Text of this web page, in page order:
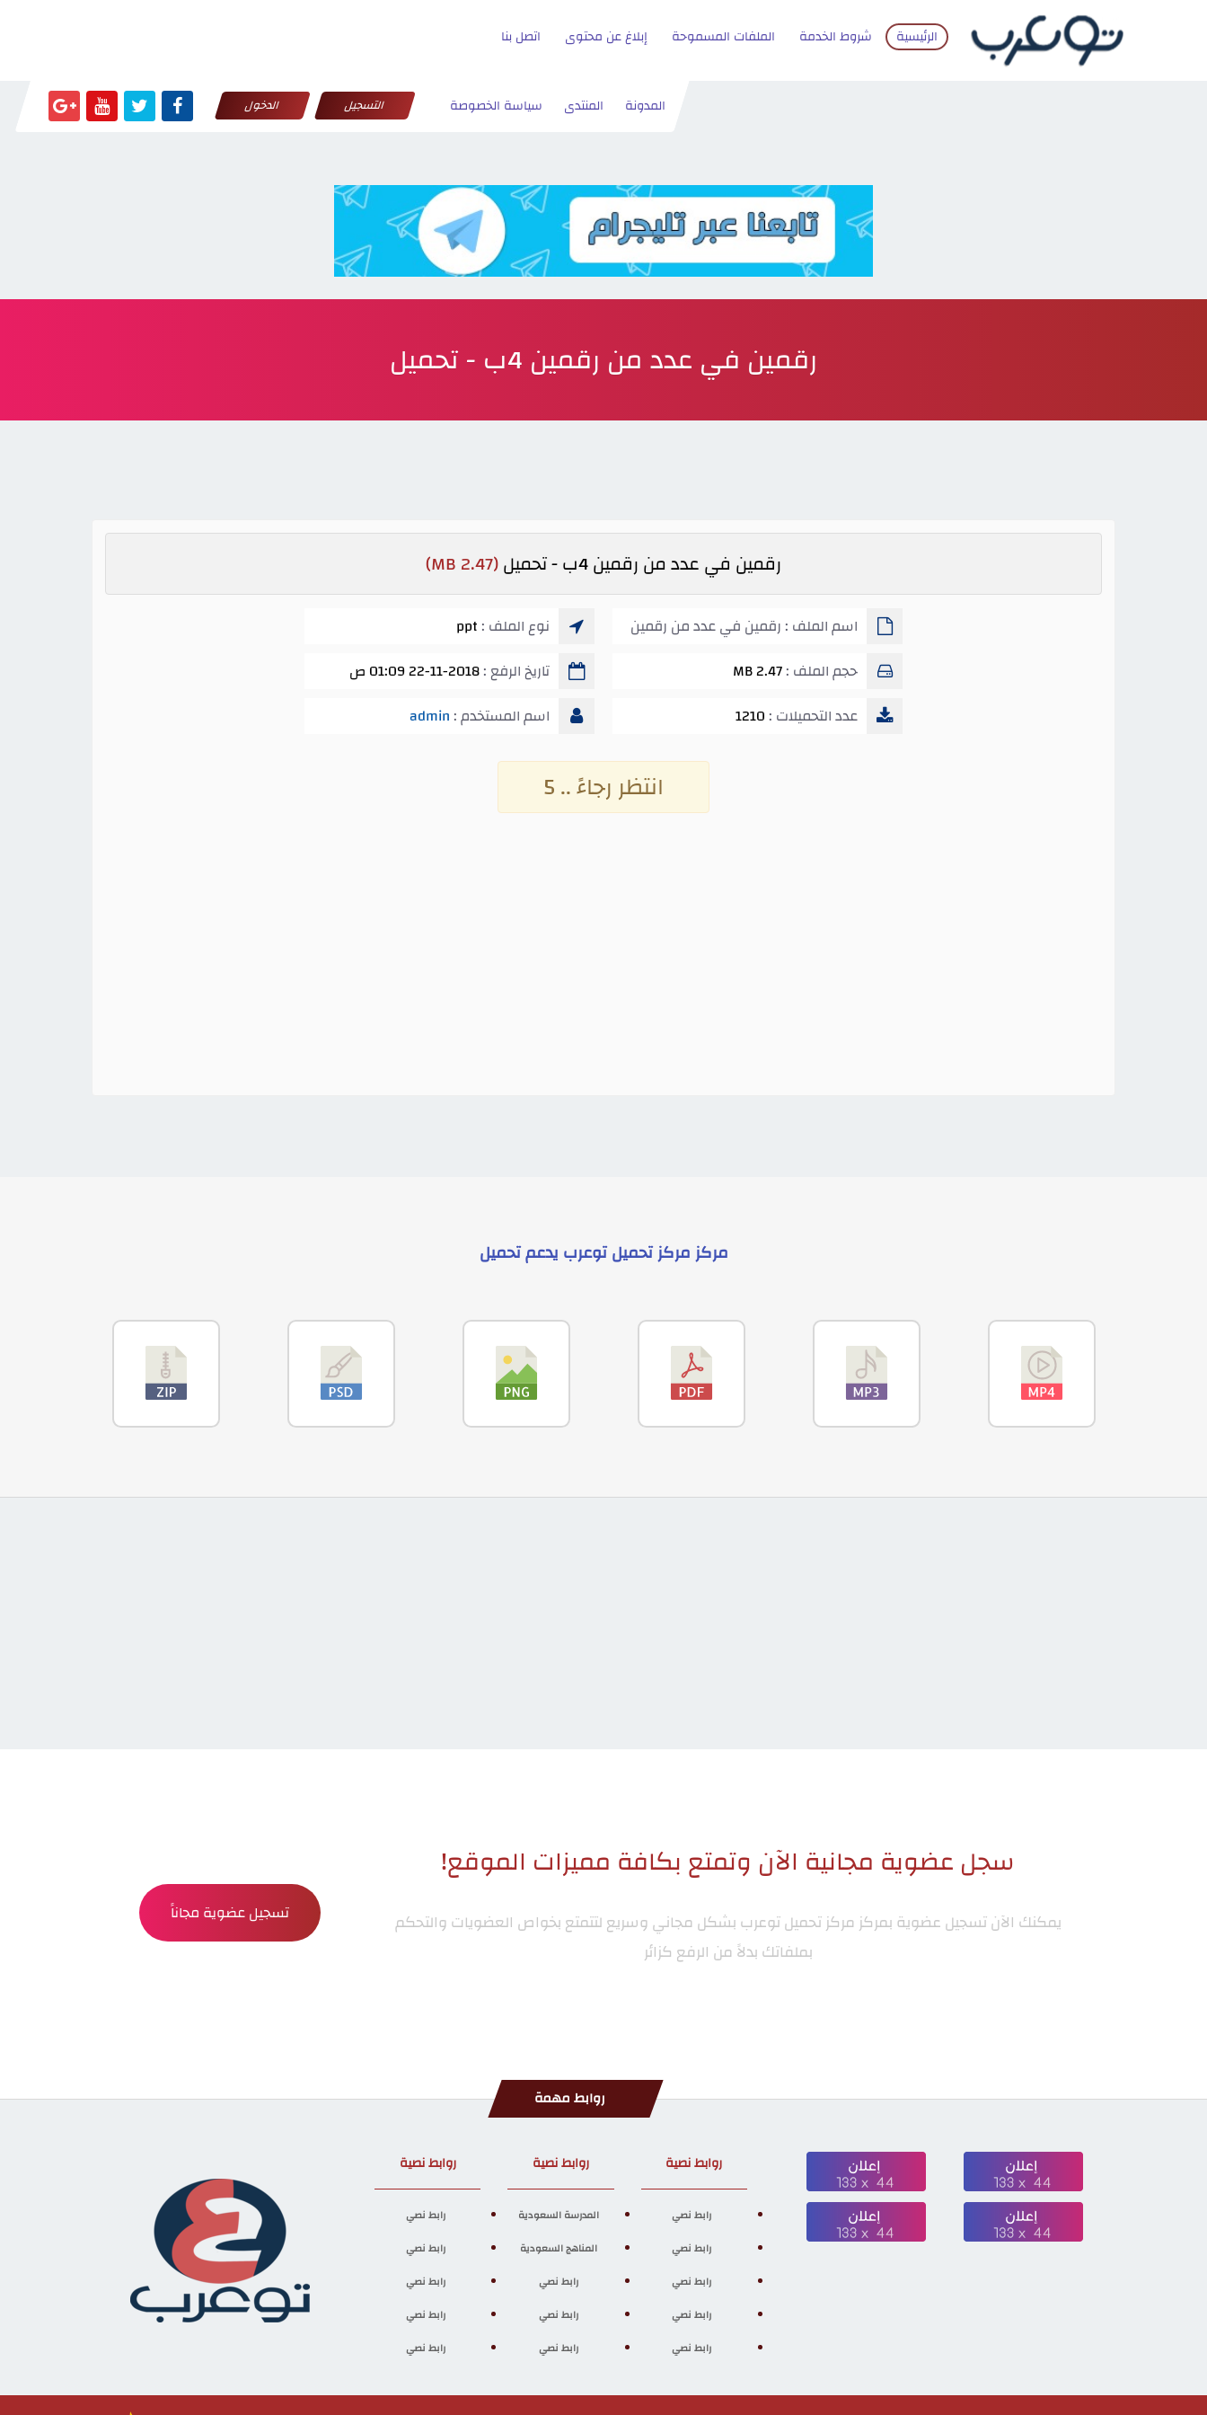
الرئيسية شروط الخدمة الملفات المسموحة إبلاغ عن محتوى اتصل بنا
المدونة المنتدى سياسة الخصوصة التسجيل الدخول
رقمين في عدد من رقمين 4ب - تحميل
رقمين في عدد من رقمين 4ب - تحميل (2.47 MB)
اسم الملف : رقمين في عدد من رقمين
نوع الملف : ppt
حجم الملف :2.47 MB تاريخ الرفع :22-11-2018 01:09 ص
عدد التحميلات : 1210 اسم المستخدم : admin
انتظر رجاءً .. 5
مركزمركز تحميل توعرب يدعمتحميل
سجل عضوية مجانية الآن وتمتع بكافة مميزات الموقع!
يمكنك الآن تسجيل عضوية بمركزمركز تحميل توعرببشكل مجاني وسريع لتتمتع بخواص العضويات والتحكم
بملفاتك بدلاً من الرفع كزائر
تسجيل عضوية مجاناً
روابط مهمة
روابط نصية
رابط نصي
رابط نصي
رابط نصي
رابط نصي
رابط نصي
روابط نصية
المدرسة السعودية
المناهج السعودية
رابط نصي
رابط نصي
رابط نصي
روابط نصية
رابط نصي
رابط نصي
رابط نصي
رابط نصي
رابط نصي